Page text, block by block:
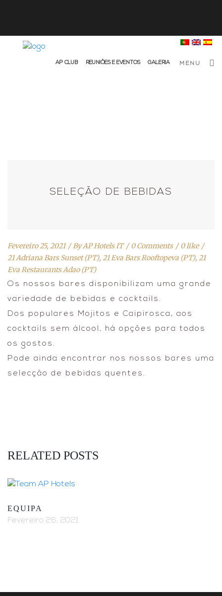
AP CLUB REUNIÕES E EVENTOS GALERIA MENU
SELEÇÃO DE BEBIDAS
Fevereiro 25, 2021 ByAP Hotels IT 0 Comments
0 like
21 Adriana Bars Sunset (PT), 21 Eva Bars Rooftopeva (PT), 21
Eva Restaurants Adao (PT)
Os nossos bares disponibilizam uma grande
variedade de bebidas e cocktails.
Dos populares Mojitos e Caipirosca, aos
cocktails sem álcool, há opções para todos
os gostos.
Pode ainda encontrar nos nossos bares uma
selecção de bebidas quentes.
RELATED POSTS
EQUIPA
Fevereiro 26, 2021